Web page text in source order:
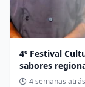
4º Festival
sabores
4 semanas atrás